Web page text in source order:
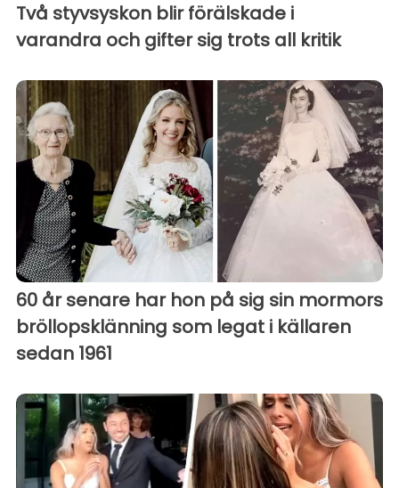
Två styvsyskon blir förälskade i
varandra och gifter sig trots all kritik
60 år senare har hon på sig sin mormors
bröllopsklänning som legat i källaren
sedan 1961